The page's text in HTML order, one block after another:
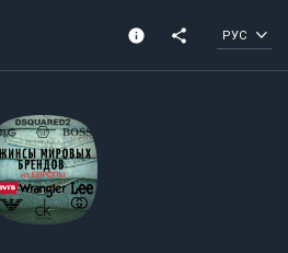
info share РУС